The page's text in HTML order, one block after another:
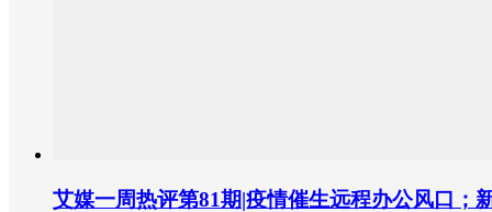
艾媒一周热评第81期|疫情催生远程办公风口；